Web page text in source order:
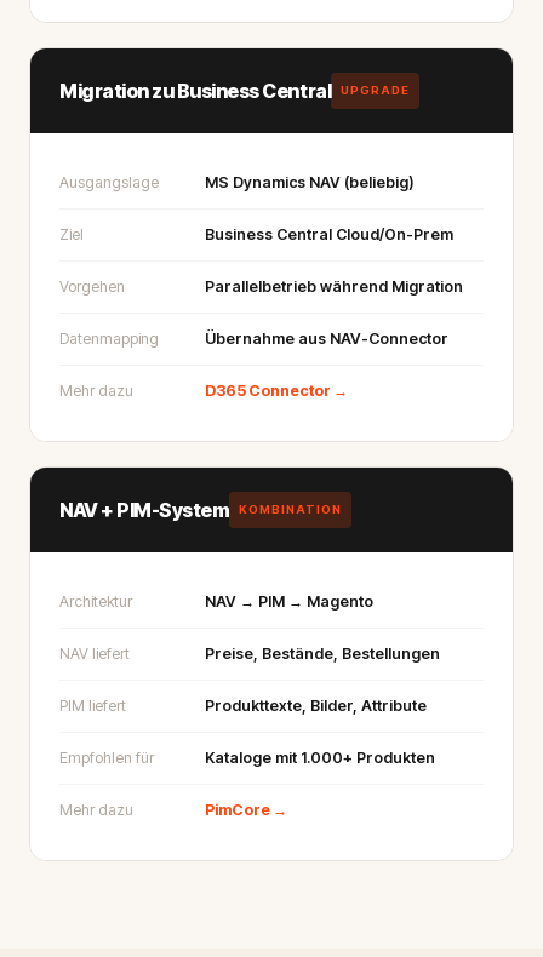
Migration zu Business Central UPGRADE
Ausgangslage MS Dynamics NAV (beliebig)
Ziel Business Central Cloud/On-Prem
Vorgehen Parallelbetrieb während Migration
Datenmapping Übernahme aus NAV-Connector
Mehr dazu D365 Connector →
NAV + PIM-System KOMBINATION
Architektur NAV → PIM → Magento
NAV liefert Preise, Bestände, Bestellungen
PIM liefert Produkttexte, Bilder, Attribute
Empfohlen für Kataloge mit 1.000+ Produkten
Mehr dazu PimCore →